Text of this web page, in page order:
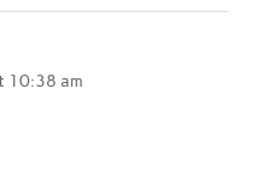
10:38 am